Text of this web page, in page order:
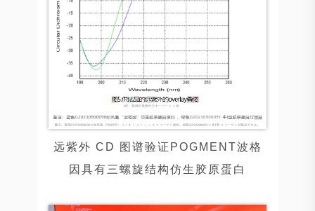
远紫外 CD 图谱验证POGMENT波格
因具有三螺旋结构仿生胶原蛋白